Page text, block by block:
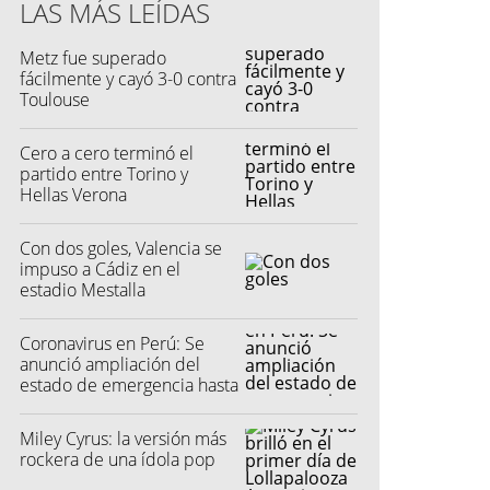
(DataFactory)
LAS MÁS LEÍDAS
Metz fue superado
fácilmente y cayó 3-0 contra
Toulouse
Cero a cero terminó el
partido entre Torino y
Hellas Verona
Con dos goles, Valencia se
impuso a Cádiz en el
estadio Mestalla
Coronavirus en Perú: Se
anunció ampliación del
estado de emergencia hasta
Miley Cyrus: la versión más
rockera de una ídola pop